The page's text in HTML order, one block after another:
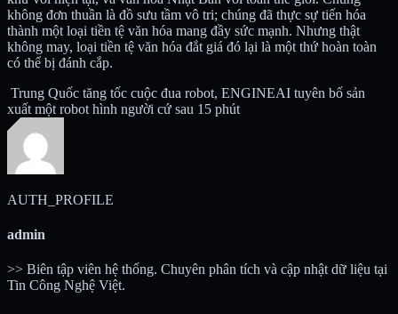
không đơn thuần là đồ sưu tầm vô tri; chúng đã thực sự tiến hóa
thành một loại tiền tệ văn hóa mang đầy sức mạnh. Nhưng thật
không may, loại tiền tệ văn hóa đắt giá đó lại là một thứ hoàn toàn
có thể bị đánh cắp.
Trung Quốc tăng tốc cuộc đua robot, ENGINEAI tuyên bố sản
xuất một robot hình người cứ sau 15 phút
AUTH_PROFILE
admin
>> Biên tập viên hệ thống. Chuyên phân tích và cập nhật dữ liệu tại
Tin Công Nghệ Việt.